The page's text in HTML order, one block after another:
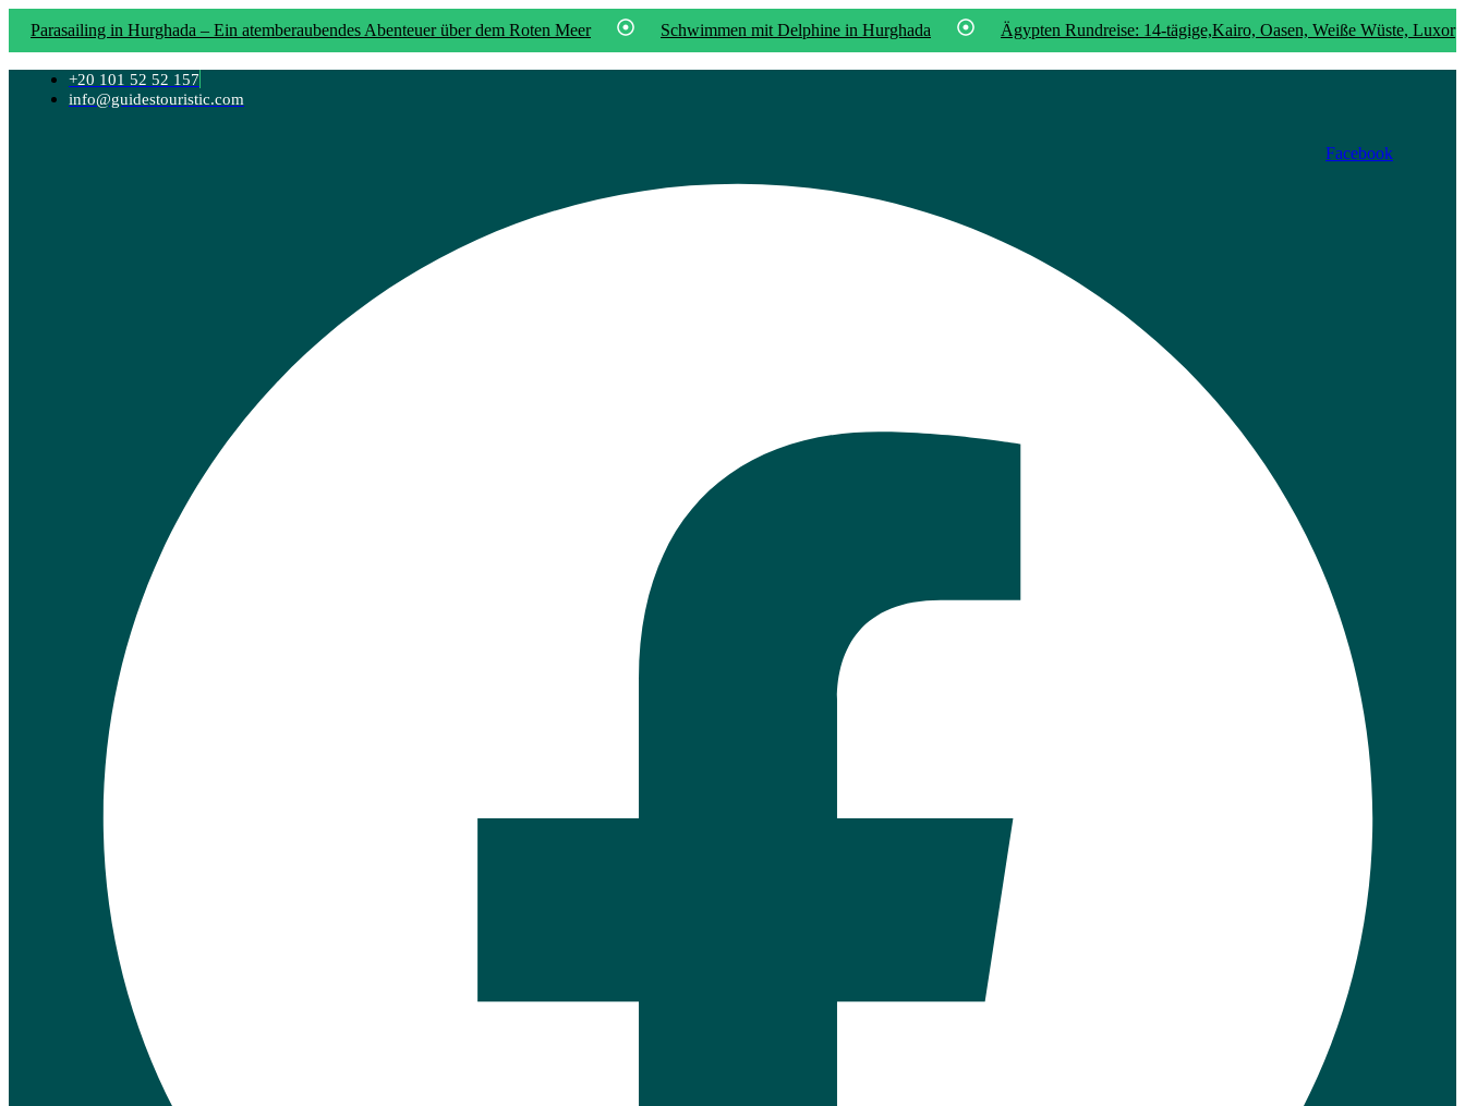
Parasailing in Hurghada – Ein atemberaubendes Abenteuer über dem Roten Meer Schwimmen mit Delphine in Hurghada Ägypten Rundreise: 14-tägige,Kairo, Oasen, Weiße Wüste, Luxor
& Erholung in Hurghada Ägypten Rundreise 8 Tage: Kairo, Luxor,Pyramiden und Badeurlaub in Hurghada Ägypten Rundreise 10 Tage: Kairo, Luxor & Abenteuer zwischen Nil und
+20 101 52 52 157
info@guidestouristic.com
Facebook